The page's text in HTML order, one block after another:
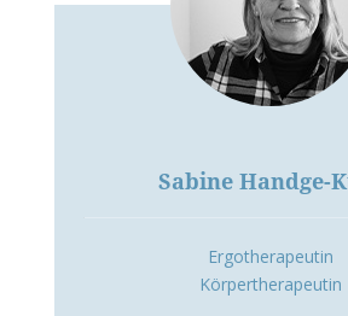
Sabine Handge-
Ergotherapeutin
Körpertherapeutin